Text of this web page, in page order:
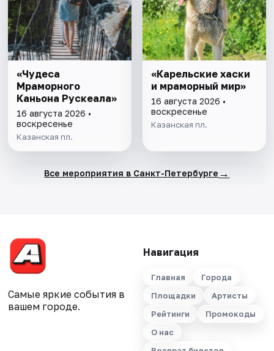
«Чудеса
Мраморного
Каньона Рускеала»
16 августа 2026 •
воскресенье
Казанская пл.
«Карельские хаски
и мраморный мир»
16 августа 2026 •
воскресенье
Казанская пл.
Все мероприятия в Санкт-Петербурге →
Самые яркие события в
вашем городе.
Навигация
Главная
Города
Площадки
Артисты
Рейтинги
Промокоды
О нас